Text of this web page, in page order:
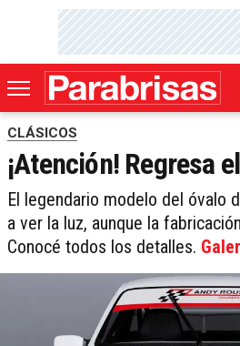
CLÁSICOS
¡Atención! Regresa
El legendario modelo del óvalo
a ver la luz, aunque la
Conocé todos los detalles.